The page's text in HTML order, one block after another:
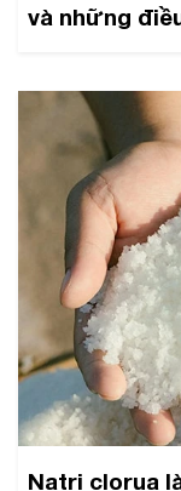
và những
Natri clorua